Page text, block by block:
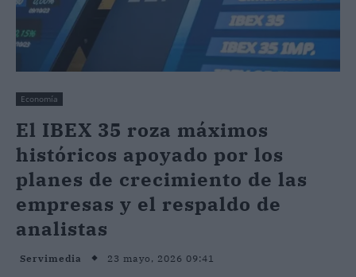
Economía
El IBEX 35 roza máximos
históricos apoyado por los
planes de crecimiento de las
empresas y el respaldo de
analistas
Servimedia 23 mayo, 2026 09:41